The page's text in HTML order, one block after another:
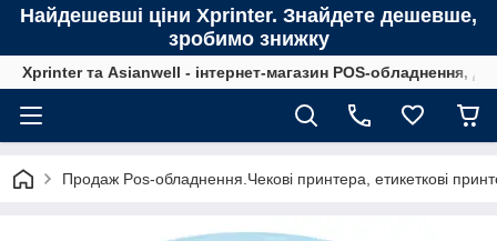
Найдешевші ціни Xprinter. Знайдете дешевше,
зробимо знижку
Xprinter та Asianwell - інтернет-магазин POS-обладнення,
Продаж Pos-обладнення.Чекові принтера, етикеткові